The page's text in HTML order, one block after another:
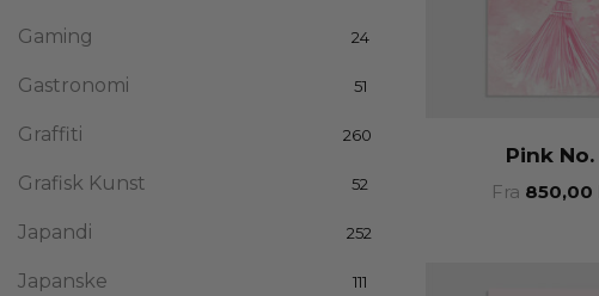
Pink No.
Fra 850,00
Gaming 24
Gastronomi 51
Graffiti 260
Grafisk Kunst 52
Japandi 252
Japanske 111